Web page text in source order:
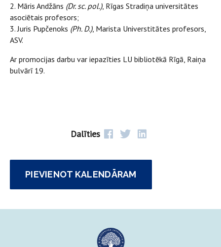
2. Māris Andžāns (Dr. sc. pol.), Rīgas Stradiņa universitātes
asociētais profesors;
3. Juris Pupčenoks (Ph. D.), Marista Universtitātes profesors,
ASV.
Ar promocijas darbu var iepazīties LU bibliotēkā Rīgā, Raiņa
bulvārī 19.
Dalīties
PIEVIENOT KALENDĀRAM